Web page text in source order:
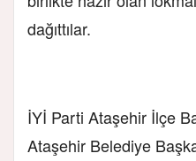
dağıttılar.
İYİ Parti Ataşehir İlçe
Ataşehir Belediye